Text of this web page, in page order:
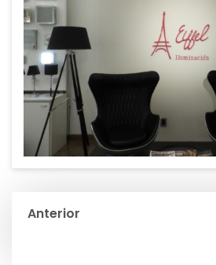
Navegación
Anterior